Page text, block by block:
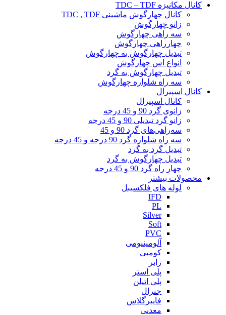
کانال مکانیزه TDC – TDF
کانال چهارگوش ماشینی TDC , TDF
زانو چهارگوش
سه راهی چهارگوش
چهارراهی چهارگوش
تبدیل چهارگوش به چهارگوش
انواع اس چهارگوش
تبدیل چهارگوش به گرد
سه راه شلواره چهارگوش
کانال اسپیرال
کانال اسپیرال
زانوی گرد 90 و 45 درجه
زانو گرد تبدیلی 90 و 45 درجه
سه‌راهی‌های گرد 90 و 45
سه راه شلواره گرد 90 درجه و 45 درجه
تبدیل گرد به گرد
تبدیل چهارگوش به گرد
چهار راه گرد 90 و 45 درجه
محصولات بیشتر
لوله های فلکسیبل
IFD
PL
Silver
Soft
PVC
آلومینیومی
کومبی
رابر
پلی استر
پلی اتیلن
جنرال
فایبرگلاس
معدنی